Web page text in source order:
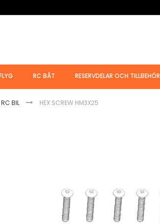
RC BÅT RESERVDELAR OCH TILLBEHÖR
RC BIL HEX SCREW HM3X25